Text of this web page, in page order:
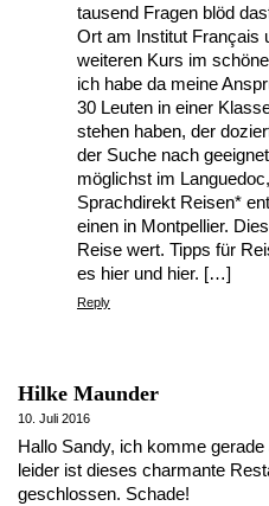
tausend Fragen blöd
Ort am Institut Français
weiteren Kurs im
ich habe da meine
30 Leuten in einer
stehen haben, der
der Suche nach
möglichst im
Sprachdirekt Reisen*
einen in Montpellier.
Reise wert. Tipps für
es hier und hier. […]
Reply
Hilke Maunder
10. Juli 2016
Hallo Sandy, ich komme
leider ist dieses charmante
geschlossen. Schade!